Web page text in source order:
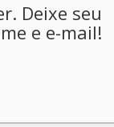
Deixe seu
e e-mail!